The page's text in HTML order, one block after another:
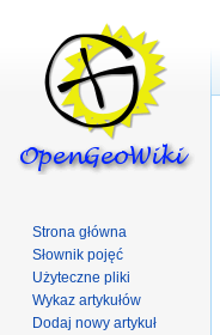
Strona główna
Słownik pojęć
Użyteczne pliki
Wykaz artykułów
Dodaj nowy artykuł